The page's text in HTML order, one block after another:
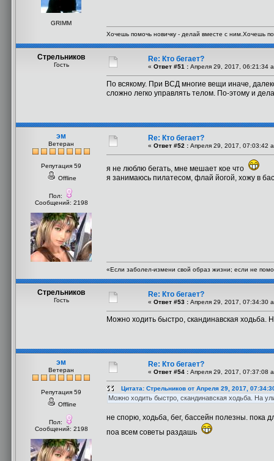
GRIMM
Хочешь помочь новичку - делай вместе с ним.Хочешь
Стрельников
Гость
Re: Кто бегает?
« Ответ #51 : Апреля 29, 2017, 06:21:34
По всякому. При ВСД многие вещи иначе,
сложно легко управлять телом. По-этому и
эм
Ветеран
Репутация 59
Offline
Пол:
Сообщений: 2198
Re: Кто бегает?
« Ответ #52 : Апреля 29, 2017, 07:03:42
я не люблю бегать, мне мешает кое что
я занимаюсь пилатесом, флай йогой, хожу в
«Если заболел-измени свой образ жизни; если не
Стрельников
Гость
Re: Кто бегает?
« Ответ #53 : Апреля 29, 2017, 07:34:30
Можно ходить быстро, скандинавская
эм
Ветеран
Репутация 59
Offline
Пол:
Сообщений: 2198
Re: Кто бегает?
« Ответ #54 : Апреля 29, 2017, 07:37:08
Цитата: Стрельников от Апреля 29, 2017,
Можно ходить быстро, скандинавская ходьба. На
не спорю, ходьба, бег, бассейн полезны. пока
поа всем советы раздашь